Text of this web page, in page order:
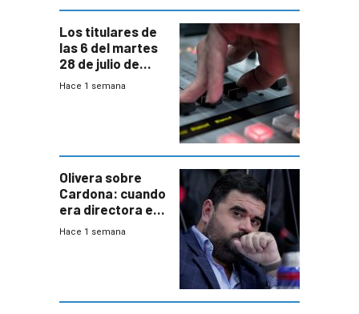
Los titulares de
las 6 del martes
28 de julio de
2026
Hace 1 semana
Olivera sobre
Cardona: cuando
era directora en
UTE “no era muy
Hace 1 semana